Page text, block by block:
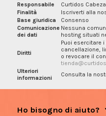
Responsabile
Curtidos
Finalità
Iscriverti alla
Base giuridica
Consenso
Comunicazione
dei dati
Nessuna
hosting situati
Diritti
Puoi esercitare
cancellazione,
o revocare il
Ulteriori
informazioni
Consulta la
Ho bisogno di aiuto?